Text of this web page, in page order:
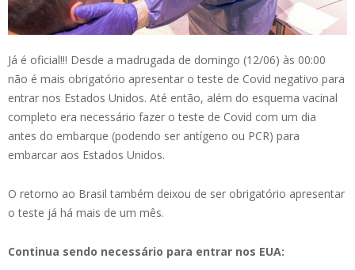
Já é oficial!!! Desde a madrugada de domingo (12/06) às 00:00
não é mais obrigatório apresentar o teste de Covid negativo para
entrar nos Estados Unidos. Até então, além do esquema vacinal
completo era necessário fazer o teste de Covid com um dia
antes do embarque (podendo ser antígeno ou PCR) para
embarcar aos Estados Unidos.
O retorno ao Brasil também deixou de ser obrigatório apresentar
o teste já há mais de um mês.
Continua sendo necessário para entrar nos EUA: